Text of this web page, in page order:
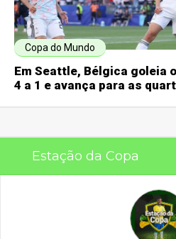
Copa do Mundo
Em Seattle, Bélgica goleia
4 a 1 e avança para as
Estação da Copa